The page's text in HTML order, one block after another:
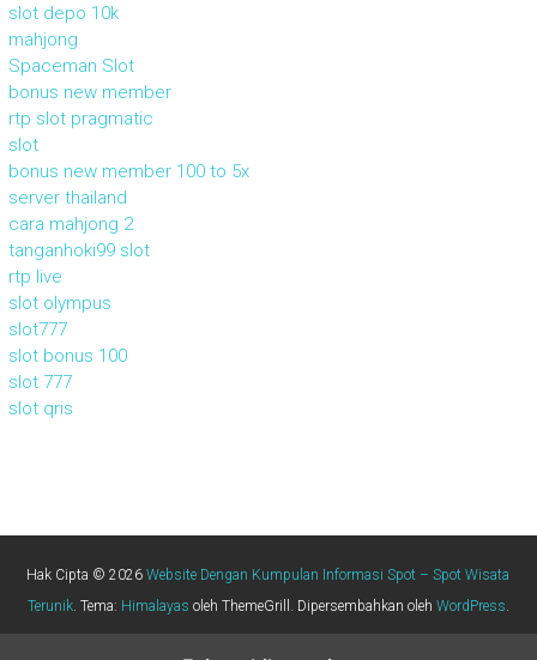
slot depo 10k
mahjong
Spaceman Slot
bonus new member
rtp slot pragmatic
slot
bonus new member 100 to 5x
server thailand
cara mahjong 2
tanganhoki99 slot
rtp live
slot olympus
slot777
slot bonus 100
slot 777
slot qris
Hak Cipta © 2026Website Dengan Kumpulan Informasi Spot – Spot Wisata
Terunik. Tema: Himalayas oleh ThemeGrill. Dipersembahkan oleh WordPress.